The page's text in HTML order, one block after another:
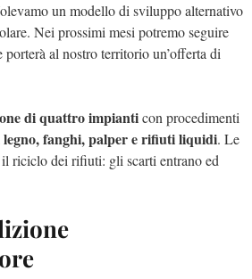
un modello di sviluppo alternativo
Nei prossimi mesi potremo seguire
porterà al nostro territorio un’offerta di
di quattro impianticon procedimenti
fanghi, palper e rifiuti liquidi. Le
il riciclo dei rifiuti: gli scarti entrano ed